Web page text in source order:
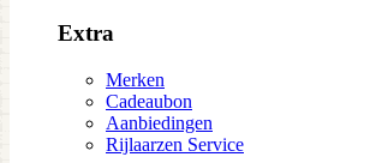
Extra
Merken
Cadeaubon
Aanbiedingen
Rijlaarzen Service